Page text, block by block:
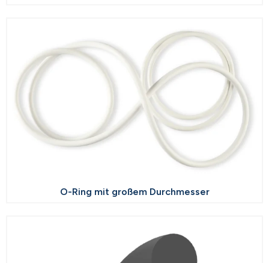
O-Ring mit großem Durchmesser